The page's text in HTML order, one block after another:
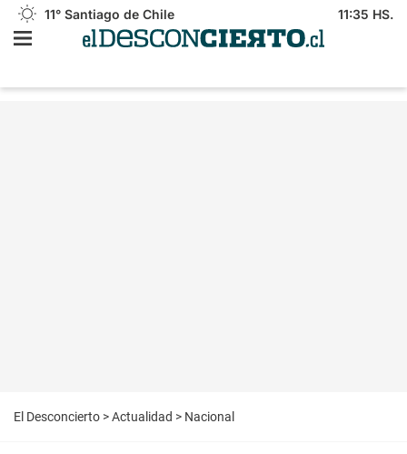
11° Santiago de Chile 11:35 HS.
El Desconcierto >Actualidad > Nacional